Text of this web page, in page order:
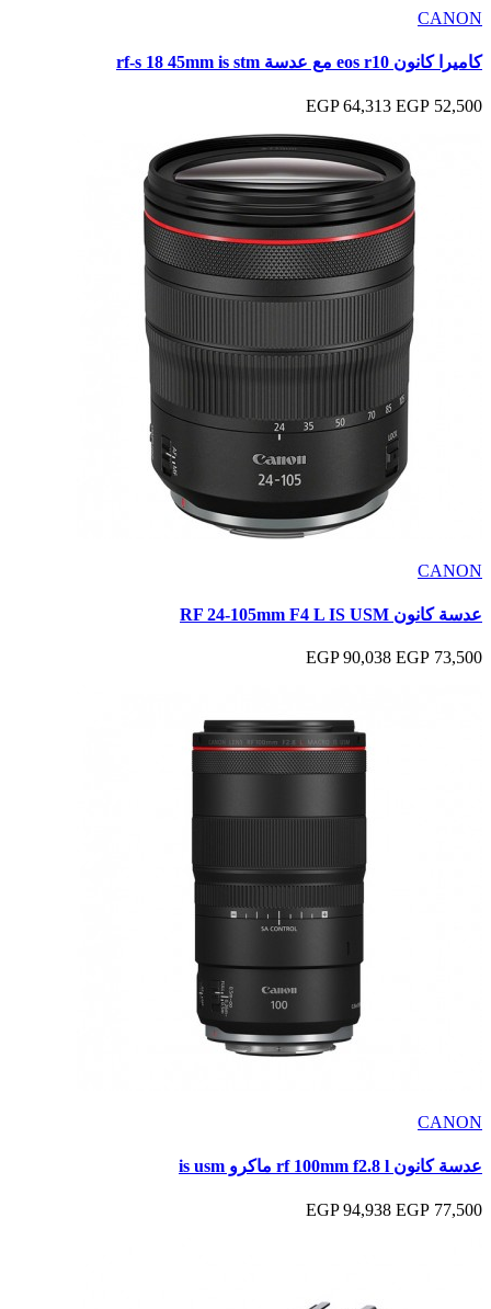
CANON
كاميرا كانون eos r10 مع عدسة rf-s 18 45mm is stm
52,500 EGP
64,313 EGP
CANON
عدسة كانون RF ‎24-105mm F4 L IS USM
73,500 EGP
90,038 EGP
CANON
عدسة كانون rf 100mm f2.8 l ماكرو is usm
77,500 EGP
94,938 EGP